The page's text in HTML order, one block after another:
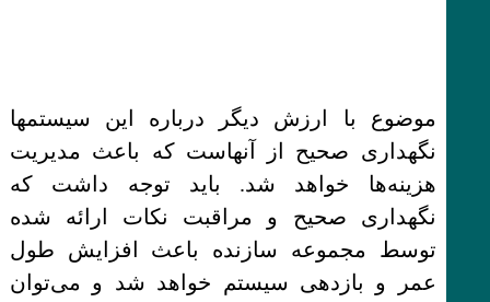
موضوع با ارزش دیگر درباره این سیستمها
نگهداری صحیح از آنهاست که باعث مدیریت
هزینه‌ها خواهد شد. باید توجه داشت که
نگهداری صحیح و مراقبت نکات ارائه شده
توسط مجموعه سازنده باعث افزایش طول
عمر و بازدهی سیستم خواهد شد و می‌توان